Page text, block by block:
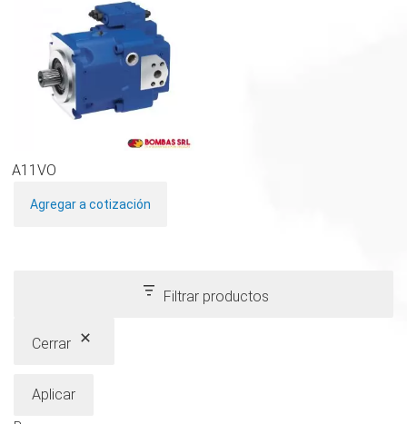
A11VO
Agregar a cotización
variantes.
Filtrar productos
Cerrar
Aplicar